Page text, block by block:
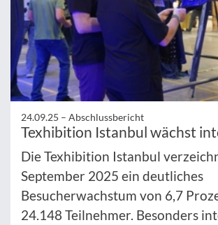
24.09.25 – Abschlussbericht
Texhibition Istanbul wächst
Die Texhibition Istanbul
September 2025 ein deutliches
Besucherwachstum von 6,7
24.148 Teilnehmer. Besonders